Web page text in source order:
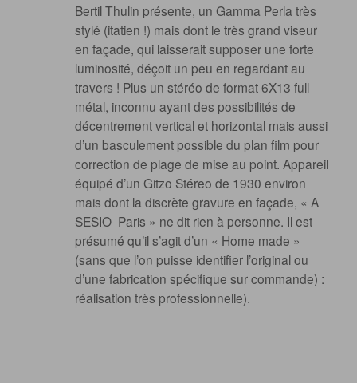
Bertil Thulin présente, un Gamma Perla très
stylé (itatien !) mais dont le très grand viseur
en façade, qui laisserait supposer une forte
luminosité, déçoit un peu en regardant au
travers ! Plus un stéréo de format 6X13 full
métal, inconnu ayant des possibilités de
décentrement vertical et horizontal mais aussi
d’un basculement possible du plan film pour
correction de plage de mise au point. Appareil
équipé d’un Gitzo Stéreo de 1930 environ
mais dont la discrète gravure en façade, « A
SESIO Paris » ne dit rien à personne. Il est
présumé qu’il s’agit d’un « Home made »
(sans que l’on puisse identifier l’original ou
d’une fabrication spécifique sur commande) :
réalisation très professionnelle).